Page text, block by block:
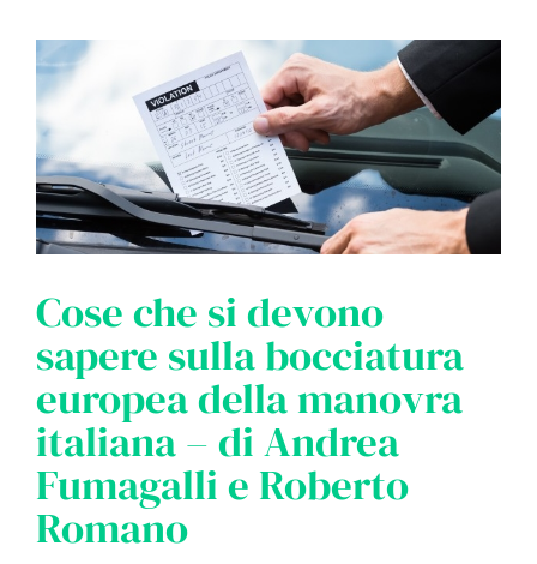
Cose che si devono
sapere sulla bocciatura
europea della manovra
italiana – di Andrea
Fumagalli e Roberto
Romano